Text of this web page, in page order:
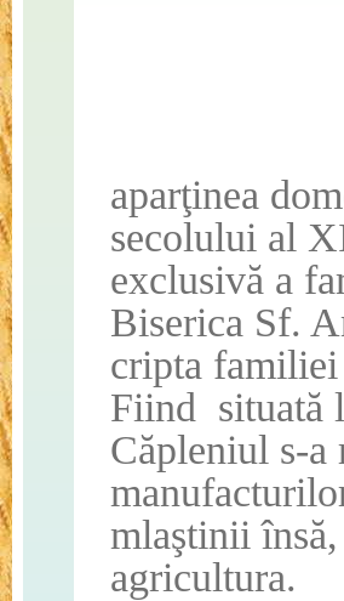
aparţinea
secolului al
exclusivă a
Biserica Sf.
cripta familiei
Fiind situată
Căpleniul s-
mlaştinii însă,
agricultura.